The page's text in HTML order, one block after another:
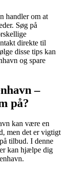
handler om at
Søg på
direkte til
disse tips kan
og spare
–
på?
kan være en
men det er vigtigt
tilbud. I denne
kan hjælpe dig